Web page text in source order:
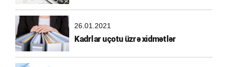
26.01.2021
Kadrlar uçotu üzrə xidmətlər